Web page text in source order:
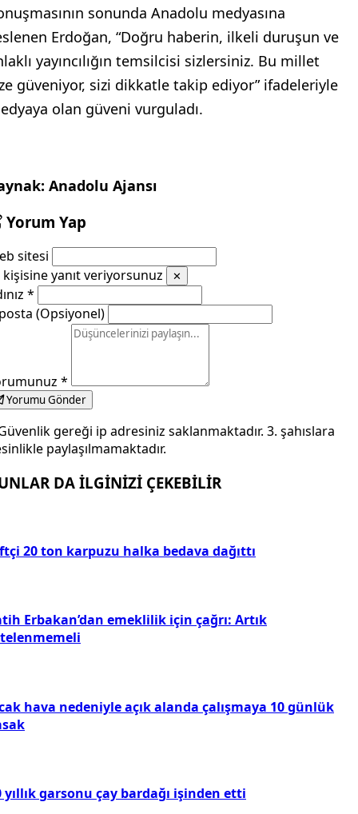
sonunda Anadolu medyasına
Erdoğan, “Doğru haberin, ilkeli duruşun ve
yayıncılığın temsilcisi sizlersiniz. Bu millet
güveniyor, sizi dikkatle takip ediyor” ifadeleriyle
olan güveni vurguladı.
Anadolu Ajansı
Yorum Yap
sitesi
kişisine yanıt veriyorsunuz
✕
*
(Opsiyonel)
*
Yorumu Gönder
gereği ip adresiniz saklanmaktadır. 3. şahıslara
paylaşılmamaktadır.
DA İLGİNİZİ ÇEKEBİLİR
20 ton karpuzu halka bedava dağıttı
Erbakan’dan emeklilik için çağrı: Artık
hava nedeniyle açık alanda çalışmaya 10 günlük
yıllık garsonu çay bardağı işinden etti